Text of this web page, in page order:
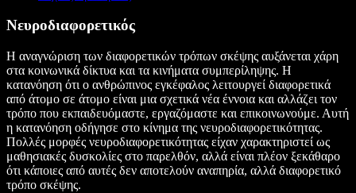
Νευροδιαφορετικός
Η αναγνώριση των διαφορετικών τρόπων σκέψης αυξάνεται χάρη
στα κοινωνικά δίκτυα και τα κινήματα συμπερίληψης. Η
κατανόηση ότι ο ανθρώπινος εγκέφαλος λειτουργεί διαφορετικά
από άτομο σε άτομο είναι μια σχετικά νέα έννοια και αλλάζει τον
τρόπο που εκπαιδευόμαστε, εργαζόμαστε και επικοινωνούμε. Αυτή
η κατανόηση οδήγησε στο κίνημα της νευροδιαφορετικότητας.
Πολλές μορφές νευροδιαφορετικότητας είχαν χαρακτηριστεί ως
μαθησιακές δυσκολίες στο παρελθόν, αλλά είναι πλέον ξεκάθαρο
ότι κάποιες από αυτές δεν αποτελούν αναπηρία, αλλά διαφορετικό
τρόπο σκέψης.